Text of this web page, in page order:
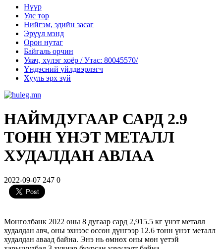
Нүүр
Улс төр
Нийгэм, эдийн засаг
Эрүүл мэнд
Орон нутаг
Байгаль орчин
Уяач, хүлэг хоёр / Утас: 80045570/
Үндэсний үйлдвэрлэгч
Хууль эрх зүй
НАЙМДУГААР САРД 2.9
ТОНН ҮНЭТ МЕТАЛЛ
ХУДАЛДАН АВЛАА
2022-09-07 247 0
Монголбанк 2022 оны 8 дугаар сард 2,915.5 кг үнэт металл
худалдан авч, оны эхнээс өссөн дүнгээр 12.6 тонн үнэт металл
худалдан аваад байна. Энэ нь өмнөх оны мөн үетэй